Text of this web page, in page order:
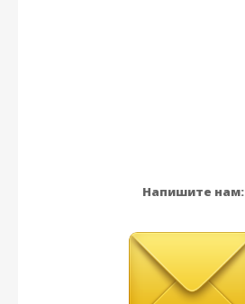
Напишите нам: